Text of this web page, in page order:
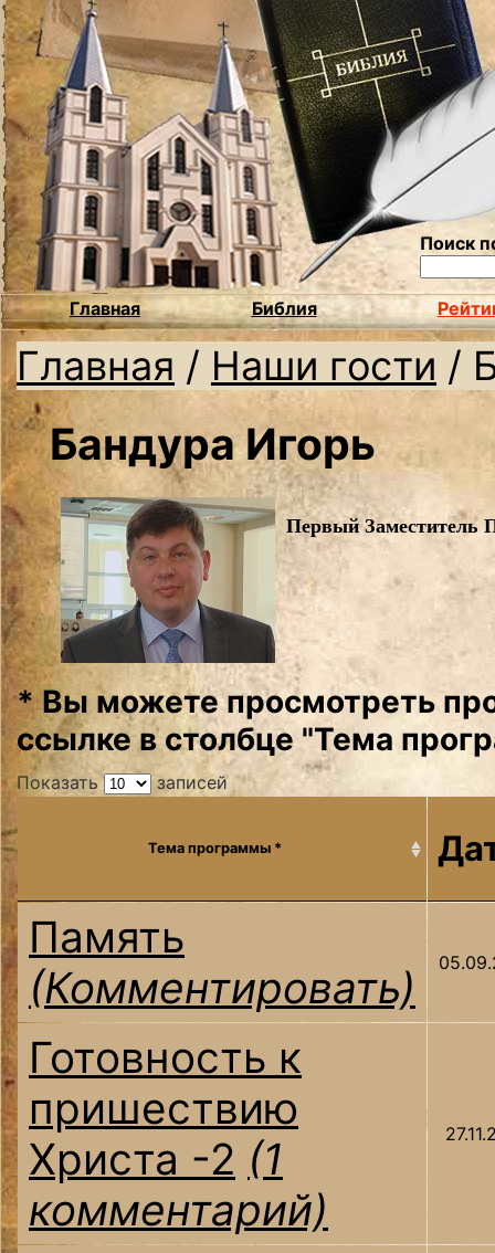
Поиск
Главная Библия
Главная / Наши гости /
Бандура Игорь
Первый Заместитель
* Вы можете просмотреть
ссылке в столбце "Тема
Показать записей
Тема программы *
Память
(Комментировать)
Готовность к
пришествию
Христа -2 (1
комментарий)